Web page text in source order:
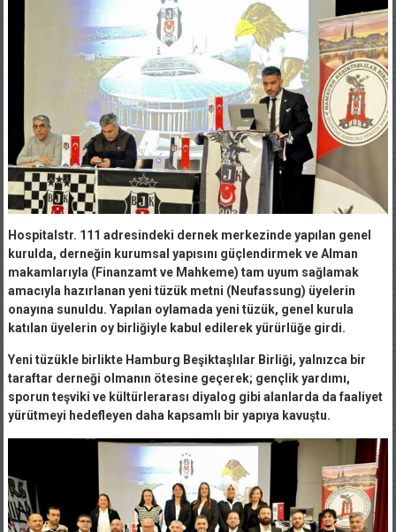
Hospitalstr. 111 adresindeki dernek merkezinde yapılan genel
kurulda, derneğin kurumsal yapısını güçlendirmek ve Alman
makamlarıyla (Finanzamt ve Mahkeme) tam uyum sağlamak
amacıyla hazırlanan yeni tüzük metni (Neufassung) üyelerin
onayına sunuldu. Yapılan oylamada yeni tüzük, genel kurula
katılan üyelerin oy birliğiyle kabul edilerek yürürlüğe girdi.
Yeni tüzükle birlikte Hamburg Beşiktaşlılar Birliği, yalnızca bir
taraftar derneği olmanın ötesine geçerek; gençlik yardımı,
sporun teşviki ve kültürlerarası diyalog gibi alanlarda da faaliyet
yürütmeyi hedefleyen daha kapsamlı bir yapıya kavuştu.